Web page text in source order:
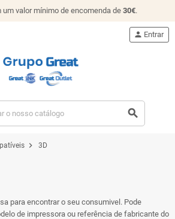
um valor mínimo de encomenda de 30€.
search
person Entrar
chevron_right 3D
para encontrar o seu consumivel. Pode
de impressora ou referência de fabricante do